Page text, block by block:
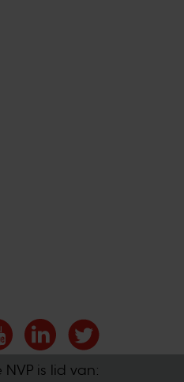
NVP is lid van: